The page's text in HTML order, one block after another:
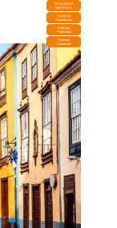
DESCARGA
MIRAPLAY
Buzón de
Sugerencias
Contratar
Publicidad
Contacto
Comercial